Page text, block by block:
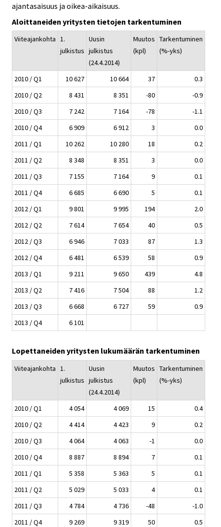
ajantasaisuus ja oikea-aikaisuus.
Aloittaneiden yritysten tietojen tarkentuminen
Viiteajankohta 1.
julkistus
Uusin
julkistus
(24.4.2014)
Muutos
(kpl)
Tarkentuminen
(%-yks)
2010 / Q1 10 627 10 664 37
0.3
2010 / Q2
8 431 8 351 -80
-0.9
2010 / Q3
7 242 7 164 -78
-1.1
2010 / Q4
6 909 6 912 3
0.0
2011 / Q1
10 262 10 280 18
0.2
2011 / Q2
8 348 8 351 3
0.0
2011 / Q3
7 155 7 164 9
0.1
2011 / Q4
6 685 6 690 5
0.1
2012 / Q1
9 801 9 995 194
2.0
2012 / Q2
7 614 7 654 40
0.5
2012 / Q3
6 946 7 033 87
1.3
2012 / Q4
6 481 6 539 58
0.9
2013 / Q1
9 211 9 650 439
4.8
2013 / Q2
7 416 7 504 88
1.2
2013 / Q3
6 668 6 727 59
0.9
2013 / Q4
6 101
Lopettaneiden yritysten lukumäärän tarkentuminen
Viiteajankohta 1.
julkistus
Uusin
julkistus
(24.4.2014)
Muutos
(kpl)
Tarkentuminen
(%-yks)
2010 / Q1 4 054 4 069 15
0.4
2010 / Q2
4 414 4 423 9
0.2
2010 / Q3
4 064 4 063 -1
0.0
2010 / Q4
8 887 8 894 7
0.1
2011 / Q1
5 358 5 363 5
0.1
2011 / Q2
5 029 5 033 4
0.1
2011 / Q3
4 784 4 736 -48
-1.0
2011 / Q4
9 269 9 319 50 0.5